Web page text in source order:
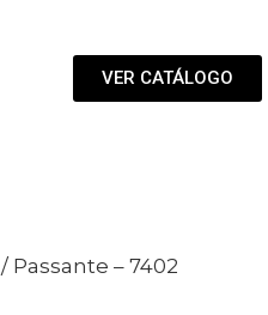
VER CATÁLOGO
/ Passante – 7402